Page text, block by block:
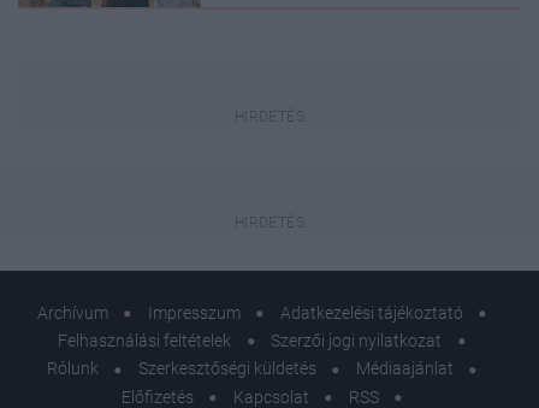
Archívum Impresszum
Adatkezelési tájékoztató
Felhasználási feltételek
Szerzői jogi nyilatkozat
Rólunk
Szerkesztőségi küldetés
Médiaajánlat
Előfizetés
Kapcsolat
RSS